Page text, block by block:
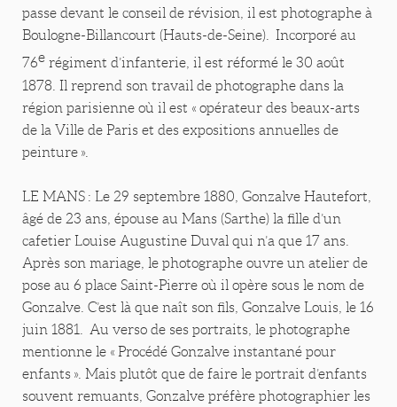
passe devant le conseil de révision, il est photographe à
Boulogne-Billancourt (Hauts-de-Seine). Incorporé au
76e régiment d’infanterie, il est réformé le 30 août
1878. Il reprend son travail de photographe dans la
région parisienne où il est « opérateur des beaux-arts
de la Ville de Paris et des expositions annuelles de
peinture ».
LE MANS : Le 29 septembre 1880, Gonzalve Hautefort,
âgé de 23 ans, épouse au Mans (Sarthe) la fille d’un
cafetier Louise Augustine Duval qui n’a que 17 ans.
Après son mariage, le photographe ouvre un atelier de
pose au 6 place Saint-Pierre où il opère sous le nom de
Gonzalve. C’est là que naît son fils, Gonzalve Louis, le 16
juin 1881. Au verso de ses portraits, le photographe
mentionne le « Procédé Gonzalve instantané pour
enfants ». Mais plutôt que de faire le portrait d’enfants
souvent remuants, Gonzalve préfère photographier les